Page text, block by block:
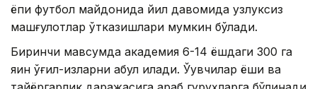
ёпиқ футбол майдонида йил давомида узлуксиз
машғулотлар ўтказишлари мумкин бўлади.
Биринчи мавсумда академия 6-14 ёшдаги 300 га
яқин ўғил-қизларни қабул қилади. Ўқувчилар ёши ва